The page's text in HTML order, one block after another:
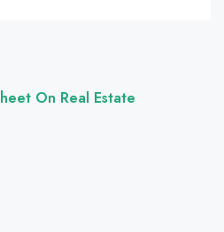
On Real Estate